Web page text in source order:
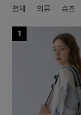
전체 의류 슈즈
1